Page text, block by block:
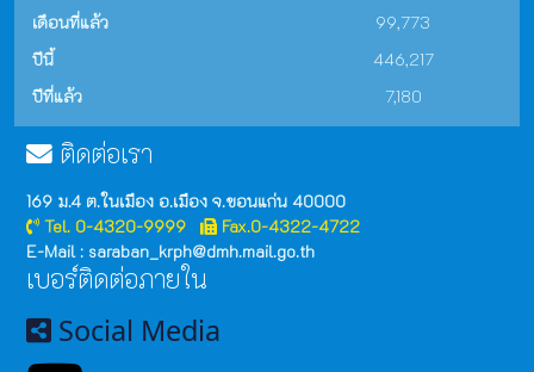
เดือนที่แล้ว
99,773
ปีนี้
446,217
ปีที่แล้ว
7,180
ติดต่อเรา
169 ม.4 ต.ในเมือง อ.เมือง จ.ขอนแก่น 40000
Tel. 0-4320-9999
Fax.0-4322-4722
E-Mail : saraban_krph@dmh.mail.go.th
เบอร์ติดต่อภายใน
Social Media